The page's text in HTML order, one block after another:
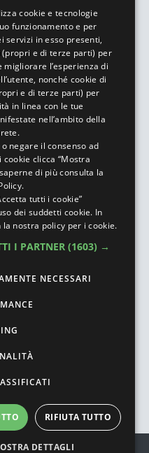
cookie e tecnologie
funzionamento e per
servizi in esso presenti,
e di terze parti) per
migliorare l’esperienza di
nonché cookie di
e di terze parti) per
in linea con le tue
nell’ambito della
negare il consenso ad
clicca “Mostra
di più consulta la
tutti i cookie”
dei suddetti cookie. In
nostra policy per i cookie.
I PARTNER (1603) →
NECESSARI
RIFIUTA TUTTO
DETTAGLI